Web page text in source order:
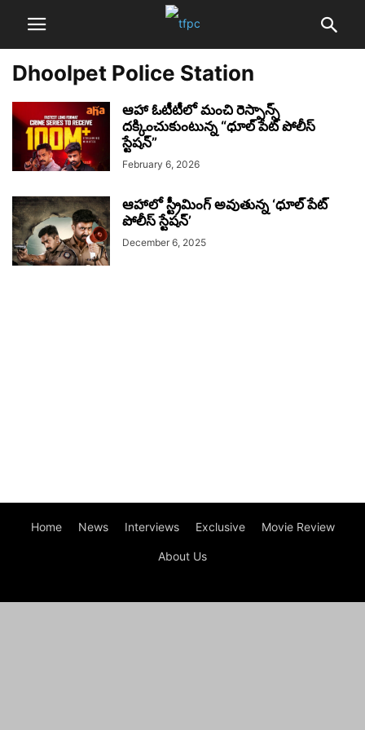
Dhoolpet Police Station
ఆహా ఓటీటీలో మంచి రెస్పాన్స్
దక్కించుకుంటున్న “ధూల్ పేట్ పోలీస్
స్టేషన్”
February 6, 2026
ఆహాలో స్ట్రీమింగ్ అవుతున్న ‘ధూల్ పేట్
పోలీస్ స్టేషన్’
December 6, 2025
Home News Interviews Exclusive Movie Review
About Us